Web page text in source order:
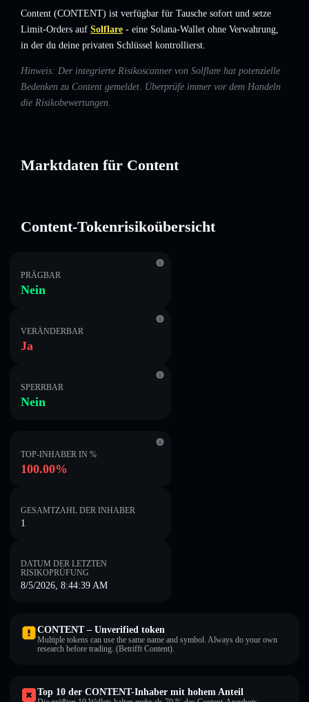
Content (CONTENT) ist verfügbar für Tausche sofort und setze
Limit-Orders auf Solflare - eine Solana-Wallet ohne Verwahrung,
in der du deine privaten Schlüssel kontrollierst.
Hinweis: Der integrierte Risikoscanner von Solflare hat potenzielle
Bedenken zu Content gemeldet. Überprüfe immer vor dem Handeln
die Risikobewertungen.
Marktdaten für Content
Content-Tokenrisikoübersicht
PRÄGBAR
Nein
VERÄNDERBAR
Ja
SPERRBAR
Nein
TOP-INHABER IN %
100.00%
GESAMTZAHL DER INHABER
1
DATUM DER LETZTEN
RISIKOPRÜFUNG
8/5/2026, 8:44:39 AM
CONTENT – Unverified token
Multiple tokens can use the same name and symbol. Always do your own
research before trading. (Betrifft Content).
Top 10 der CONTENT-Inhaber mit hohem Anteil